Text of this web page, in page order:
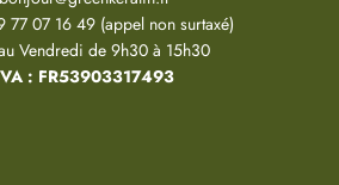
77 07 16 49 (appel non surtaxé)
Vendredi de 9h30 à 15h30
: FR53903317493